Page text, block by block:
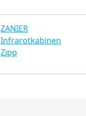
ZANIER
Infrarotkabinen
Zipp